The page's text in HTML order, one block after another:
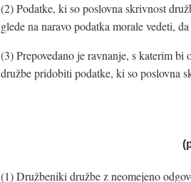
(2) Podatke, ki so poslovna skrivnost
glede na naravo podatka morale vedeti,
(3) Prepovedano je ravnanje, s katerim
družbe pridobiti podatke, ki so poslovna
(1) Družbeniki družbe z neomejeno